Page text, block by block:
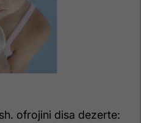
ofrojini disa dezerte: